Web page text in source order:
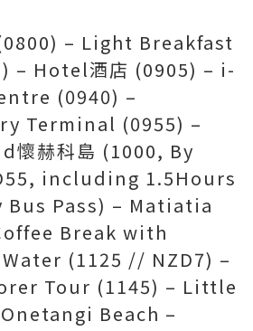
– Light Breakfast
– Hotel酒店 (0905) – i-
(0940) –
Terminal (0955) –
懷赫科島 (1000, By
including 1.5Hours
Bus Pass) – Matiatia
Break with
(1125 // NZD7) –
Tour (1145) – Little
Beach –